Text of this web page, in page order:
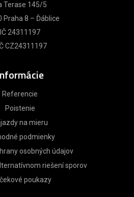
Terase 145/5
Praha 8 – Ďáblice
IČ 24311197
CZ24311197
Referencie
Poistenie
na mieru
podmienky
osobných údajov
riešení sporov
poukazy